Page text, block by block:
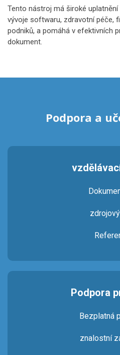
Tento nástroj má široké
vývoje softwaru, zdravotní péče,
podniků, a pomáhá v efektivních
dokument.
Podpora a
Podpora
Bezplatná
znalostní